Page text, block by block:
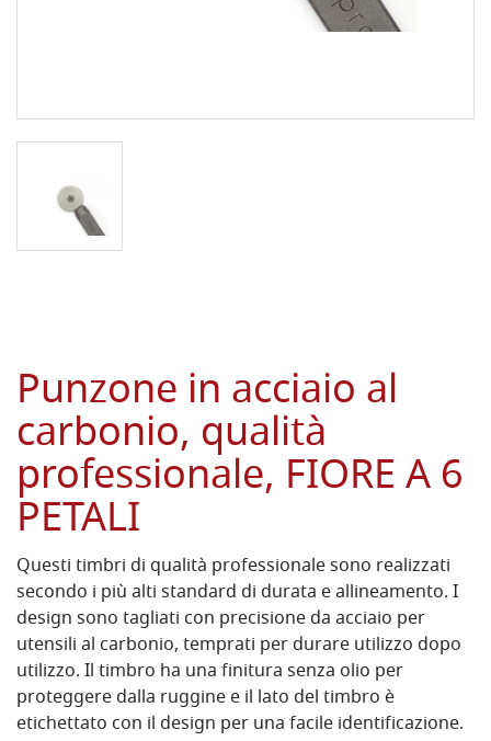
Punzone in acciaio al
carbonio, qualità
professionale, FIORE A 6
PETALI
Questi timbri di qualità professionale sono realizzati
secondo i più alti standard di durata e allineamento. I
design sono tagliati con precisione da acciaio per
utensili al carbonio, temprati per durare utilizzo dopo
utilizzo. Il timbro ha una finitura senza olio per
proteggere dalla ruggine e il lato del timbro è
etichettato con il design per una facile identificazione.